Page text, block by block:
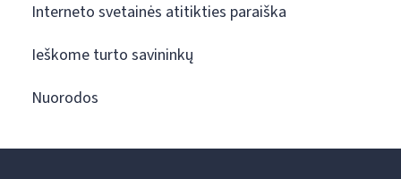
Interneto svetainės atitikties paraiška
Ieškome turto savininkų
Nuorodos